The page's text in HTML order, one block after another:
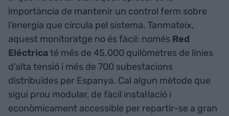
importància de mantenir un control ferm sobre
l’energia que circula pel sistema. Tanmateix,
aquest monitoratge no és fàcil: només Red
Eléctricaté més de 45.000 quilòmetres de línies
d’alta tensió i més de 700 subestacions
distribuïdes per Espanya. Cal algun mètode que
sigui prou modular, de fàcil instal·lació i
econòmicament accessible per repartir-se a gran